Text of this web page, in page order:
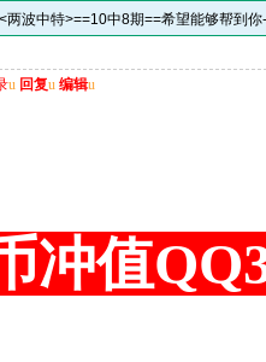
两波中特>==10中8期==希望能够帮到
u 回复u 编辑u
冲值